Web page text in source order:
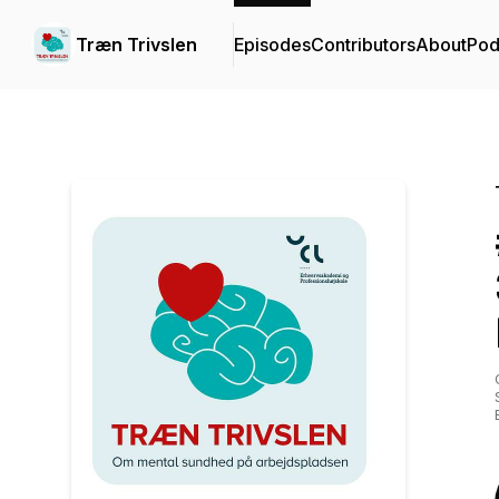
Træn Trivslen EpisodesContributorsAbout